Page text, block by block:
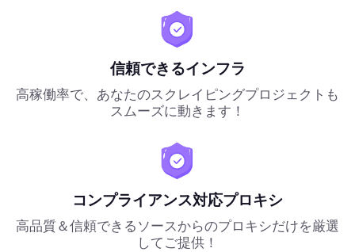
信頼できるインフラ
高稼働率で、あなたのスクレイピングプロジェクトも
スムーズに動きます！
コンプライアンス対応プロキシ
高品質＆信頼できるソースからのプロキシだけを厳選
してご提供！